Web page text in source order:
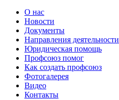
О нас
Новости
Документы
Направления деятельности
Юридическая помощь
Профсоюз помог
Как создать профсоюз
Фотогалерея
Видео
Контакты